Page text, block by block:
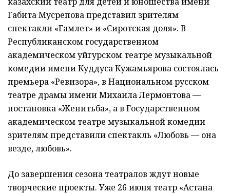
Габита Мусрепова представил зрителям
спектакли «Гамлет» и «Сиротская доля». В
Республиканском государственном
академическом уйгурском театре музыкальной
комедии имени Куддуса Кужамьярова состоялась
премьера «Ревизора», в Национальном русском
театре драмы имени Михаила Лермонтова —
постановка «Женитьба», а в Государственном
академическом театре музыкальной комедии
зрителям представили спектакль «Любовь — она
везде, любовь».
До завершения сезона театралов ждут новые
творческие проекты. Уже 26 июня театр «Астана